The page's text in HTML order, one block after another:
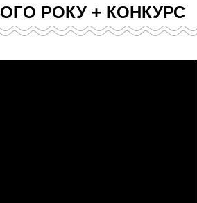
РОКУ + КОНКУРС